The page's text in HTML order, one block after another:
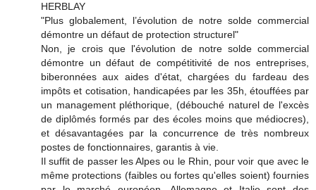
HERBLAY
"Plus globalement, l’évolution de notre solde commercial
démontre un défaut de protection structurel"
Non, je crois que l'évolution de notre solde commercial
démontre un défaut de compétitivité de nos entreprises,
biberonnées aux aides d'état, chargées du fardeau des
impôts et cotisation, handicapées par les 35h, étouffées par
un management pléthorique, (débouché naturel de l'excès
de diplômés formés par des écoles moins que médiocres),
et désavantagées par la concurrence de très nombreux
postes de fonctionnaires, garantis à vie.
Il suffit de passer les Alpes ou le Rhin, pour voir que avec le
même protections (faibles ou fortes qu'elles soient) fournies